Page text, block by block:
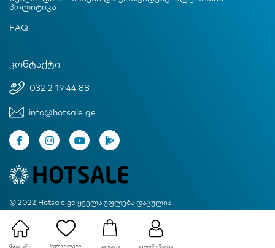
მთავარი სურვილები კალათა ავტორიზაცია
პოლიტიკა
FAQ
კონტაქტი
032 2 19 44 88
info@hotsale.ge
© 2022 Hotsale.ge ყველა უფლება დაცულია.
Created by Proservice